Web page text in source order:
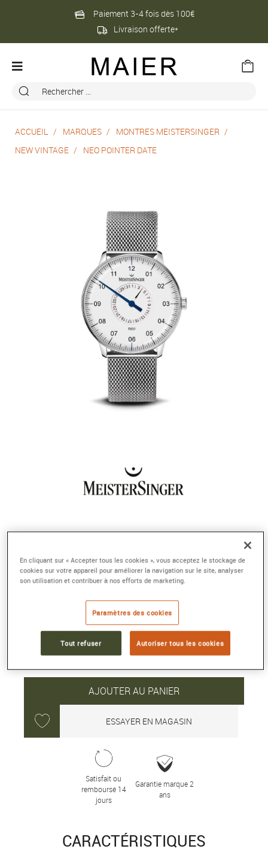
Paiement 3-4 fois dès 100€
Livraison offerte*
ACCUEIL MARQUES
MONTRES MEISTERSINGER
NEW VINTAGE
NEO POINTER DATE
36 mm, acier, remontage automatique
Référence :NED901
Collection :NEW VINTAGE
1 390 €
Délai moyen de livraison : 5 jour(s)
AJOUTER AU PANIER
ESSAYER EN MAGASIN
Satisfait ou
remboursé 14
jours
Garantie marque 2
ans
CARACTÉRISTIQUES
En cliquant sur « Accepter tous les cookies », vous acceptez le stockage de
cookies sur votre appareil pour améliorer la navigation sur le site, analyser
son utilisation et contribuer à nos efforts de marketing.
Paramètres des cookies
Tout refuser Autoriser tous les cookies